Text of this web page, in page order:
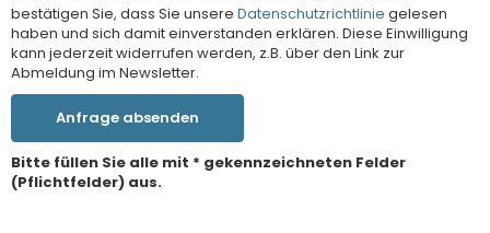
bestätigen Sie, dass Sie unsere Datenschutzrichtlinie gelesen
haben und sich damit einverstanden erklären. Diese Einwilligung
kann jederzeit widerrufen werden, z.B. über den Link zur
Abmeldung im Newsletter.
Anfrage absenden
Bitte füllen Sie alle mit * gekennzeichneten Felder
(Pflichtfelder) aus.